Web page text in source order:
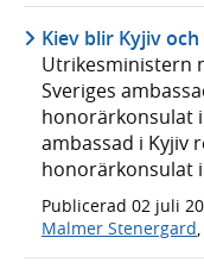
Kiev blir Kyjiv
Utrikesministern
Sveriges
honorärkonsulat
ambassad i Kyjiv
honorärkonsulat i
Publicerad 02 juli
Malmer Stenergard,